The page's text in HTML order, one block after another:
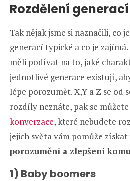
Rozdělení generací
Tak nějak jsme si naznačili, co
generací typické a co je
měli podívat na to, jaké
jednotlivé generace existují,
lépe porozumět. X,Y a Z se od
rozdíly neznáte, pak se
konverzace, které nebudete
jejich světa vám pomůže získat
porozumění a zlepšení
1) Baby boomers